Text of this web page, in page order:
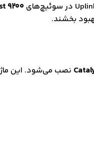
9200
بخشند.
نصب می‌شود. این